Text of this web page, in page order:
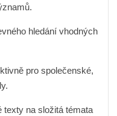
témat, např. práce,
mohou nastat
na témata, která
složitých textů
hovor s rodilými
hledání vhodných
pro společenské,
texty na složitá témata
Zertifikat B1
Zertifikat B2